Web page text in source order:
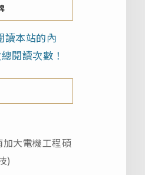
讀本站的內
閱讀次數！
大電機工程碩
)